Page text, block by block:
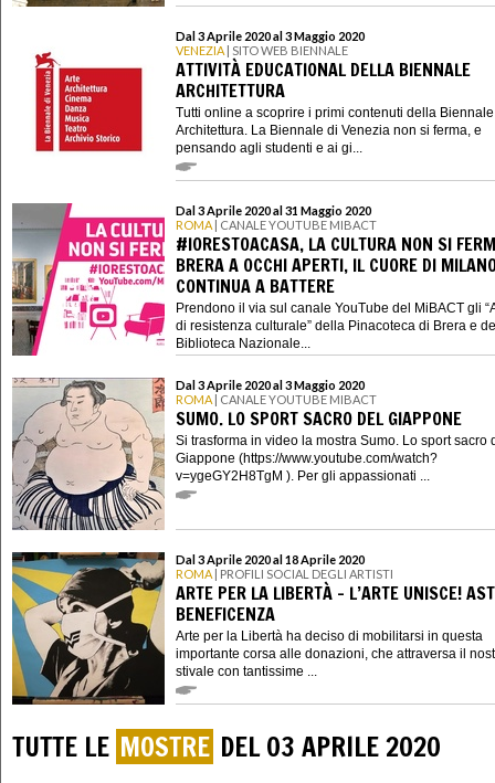
Dal 3 Aprile 2020 al 3 Maggio 2020
VENEZIA | SITO WEB BIENNALE
ATTIVITÀ EDUCATIONAL DELLA BIENNALE
ARCHITETTURA
Tutti online a scoprire i primi contenuti della Biennale
Architettura. La Biennale di Venezia non si ferma, e
pensando agli studenti e ai gi...
Dal 3 Aprile 2020 al 31 Maggio 2020
ROMA | CANALE YOUTUBE MIBACT
#IORESTOACASA, LA CULTURA NON SI
BRERA A OCCHI APERTI, IL CUORE DI
CONTINUA A BATTERE
Prendono il via sul canale YouTube del MiBACT gli
di resistenza culturale” della Pinacoteca di Brera e
Biblioteca Nazionale...
Dal 3 Aprile 2020 al 3 Maggio 2020
ROMA | CANALE YOUTUBE MIBACT
SUMO. LO SPORT SACRO DEL GIAPPONE
Si trasforma in video la mostra Sumo. Lo sport sacro
Giappone (https://www.youtube.com/watch?
v=ygeGY2H8TgM ). Per gli appassionati ...
Dal 3 Aprile 2020 al 18 Aprile 2020
ROMA | PROFILI SOCIAL DEGLI ARTISTI
ARTE PER LA LIBERTÀ - L’ARTE UNISCE!
BENEFICENZA
Arte per la Libertà ha deciso di mobilitarsi in questa
importante corsa alle donazioni, che attraversa il
stivale con tantissime ...
TUTTE LE MOSTRE DEL 03 APRILE 2020